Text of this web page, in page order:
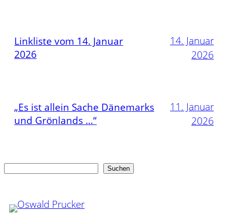
Linkliste vom 14. Januar
2026
14. Januar
2026
„Es ist allein Sache Dänemarks
und Grönlands …“
11. Januar
2026
Suchen